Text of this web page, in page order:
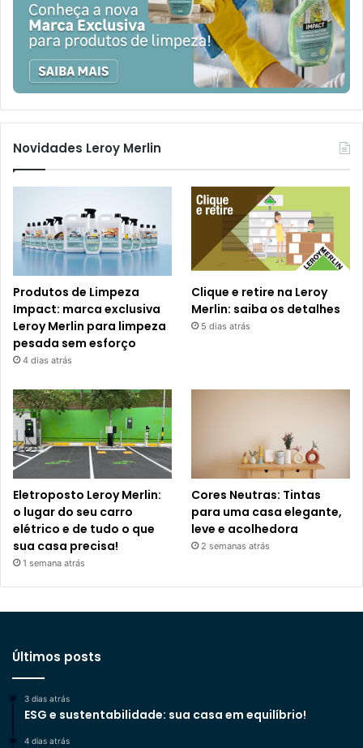
Novidades Leroy Merlin
Produtos de Limpeza
Impact: marca exclusiva
Leroy Merlin para limpeza
pesada sem esforço
4 dias atrás
Clique e retire na Leroy
Merlin: saiba os detalhes
5 dias atrás
Eletroposto Leroy Merlin:
o lugar do seu carro
elétrico e de tudo o que
sua casa precisa!
1 semana atrás
Cores Neutras: Tintas
para uma casa elegante,
leve e acolhedora
2 semanas atrás
Últimos posts
3 dias atrás
ESG e sustentabilidade: sua casa em equilíbrio!
4 dias atrás